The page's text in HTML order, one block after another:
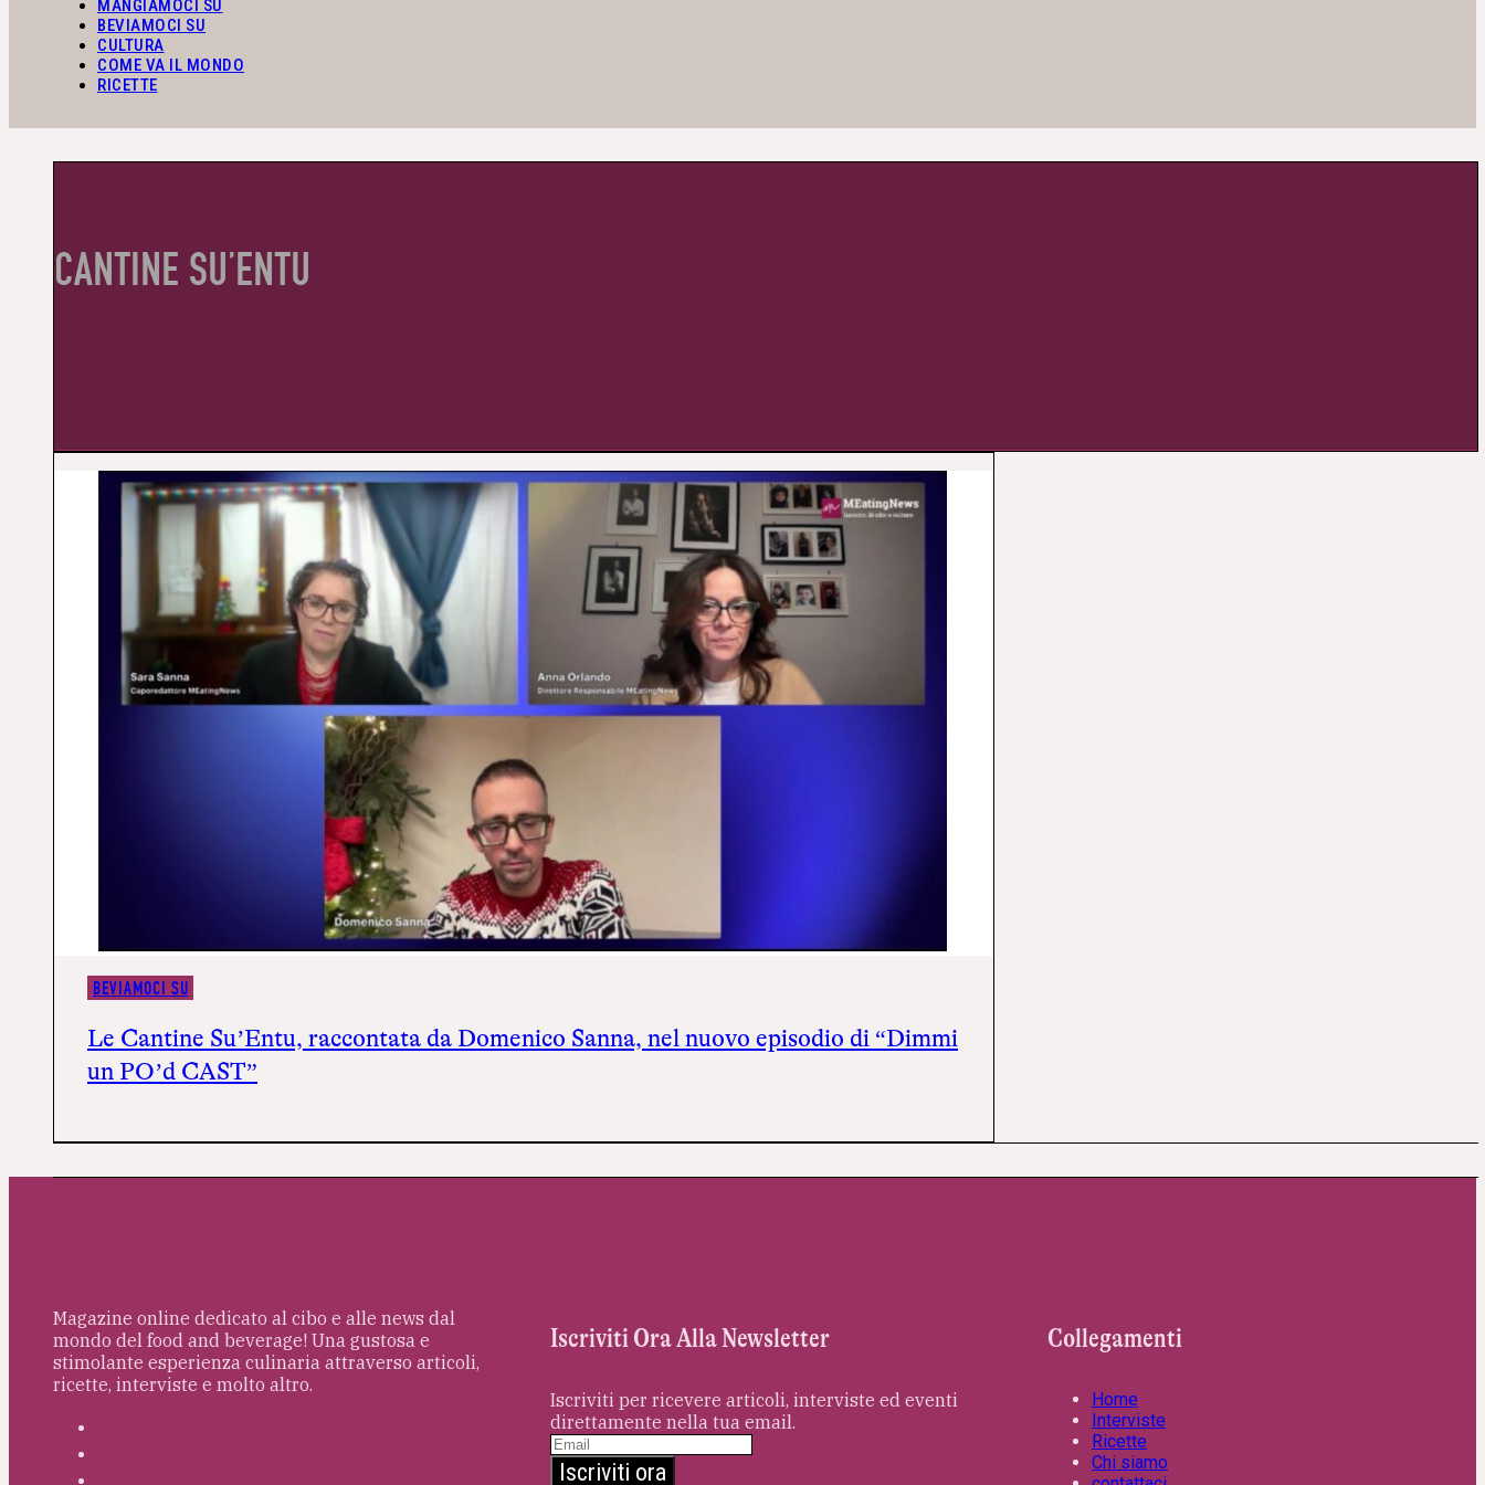
MANGIAMOCI SU
BEVIAMOCI SU
CULTURA
COME VA IL MONDO
RICETTE
CANTINE SU’ENTU
BEVIAMOCI SU
Le Cantine Su’Entu, raccontata da Domenico Sanna, nel nuovo episodio di “Dimmi
un PO’d CAST”
Magazine online dedicato al cibo e alle news dal
mondo del food and beverage! Una gustosa e
stimolante esperienza culinaria attraverso articoli,
ricette, interviste e molto altro.
Iscriviti Ora Alla Newsletter
Iscriviti per ricevere articoli, interviste ed eventi
direttamente nella tua email.
Iscriviti ora
Collegamenti
Home
Interviste
Ricette
Chi siamo